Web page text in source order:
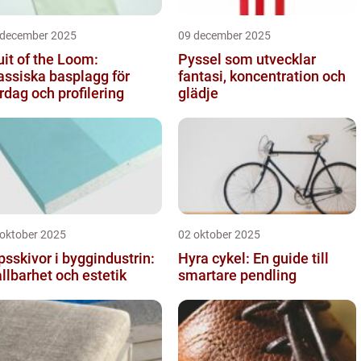
2025
of the Loom:
basplagg för
och profilering
09 december 2025
Pyssel som utvecklar
fantasi, koncentration och
glädje
2025
i byggindustrin:
och estetik
02 oktober 2025
Hyra cykel: En guide till
smartare pendling